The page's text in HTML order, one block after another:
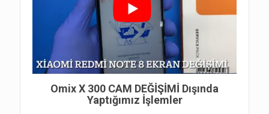
Omix X 300 CAM DEĞİŞİMİ Dışında
Yaptığımız İşlemler